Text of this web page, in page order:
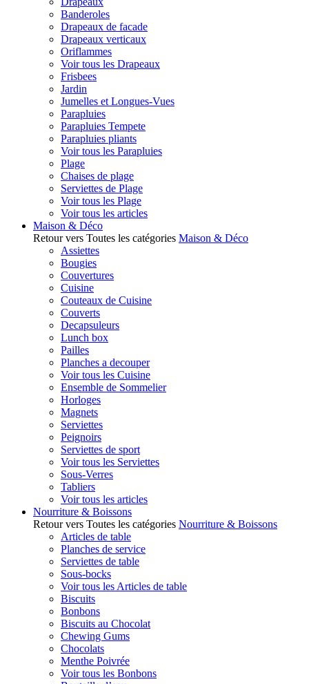
Banderoles
Drapeaux de facade
Drapeaux verticaux
Oriflammes
Voir tous les Drapeaux
Frisbees
Jardin
Jumelles et Longues-Vues
Parapluies
Parapluies Tempete
Parapluies pliants
Voir tous les Parapluies
Plage
Chaises de plage
Serviettes de Plage
Voir tous les Plage
Voir tous les articles
Maison & Déco
Retour vers Toutes les catégories Maison & Déco
Assiettes
Bougies
Couvertures
Cuisine
Couteaux de Cuisine
Couverts
Decapsuleurs
Lunch box
Pailles
Planches a decouper
Voir tous les Cuisine
Ensemble de Sommelier
Horloges
Magnets
Serviettes
Peignoirs
Serviettes de sport
Voir tous les Serviettes
Sous-Verres
Tabliers
Voir tous les articles
Nourriture & Boissons
Retour vers Toutes les catégories Nourriture & Boissons
Articles de table
Planches de service
Serviettes de table
Sous-bocks
Voir tous les Articles de table
Biscuits
Bonbons
Biscuits au Chocolat
Chewing Gums
Chocolats
Menthe Poivrée
Voir tous les Bonbons